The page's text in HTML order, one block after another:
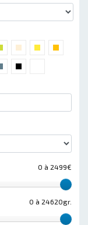
0 à 2499€
0 à 24620gr.